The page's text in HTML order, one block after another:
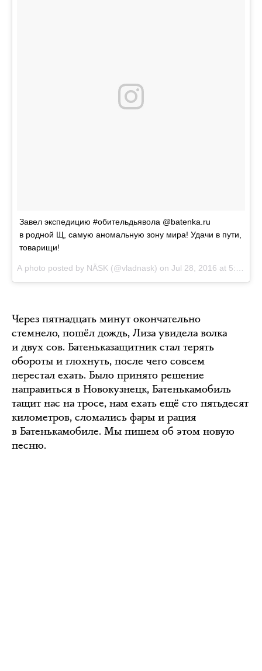
Завел экспедицию #обительдьявола @batenka.ru
в родной Щ, самую аномальную зону мира! Удачи в пути,
товарищи!
A photo posted by NÄSK (@vladnask) on Jul 28, 2016 at 5:06am PDT
Через пятнадцать минут окончательно
стемнело, пошёл дождь, Лиза увидела волка
и двух сов. Батеньказащитник стал терять
обороты и глохнуть, после чего совсем
перестал ехать. Было принято решение
направиться в Новокузнецк, Батенькамобиль
тащит нас на тросе, нам ехать ещё сто пятьдесят
километров, сломались фары и рация
в Батенькамобиле. Мы пишем об этом новую
песню.